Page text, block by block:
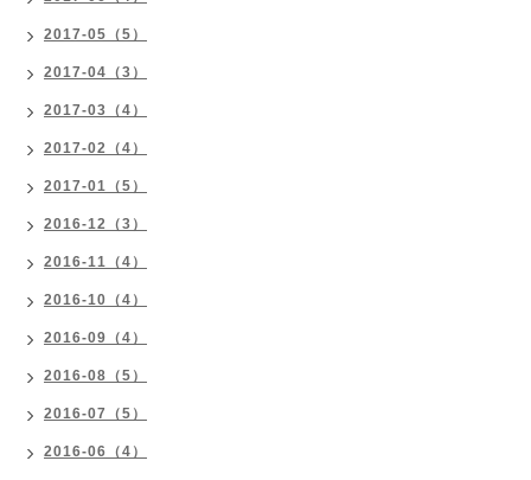
2017-05（5）
2017-04（3）
2017-03（4）
2017-02（4）
2017-01（5）
2016-12（3）
2016-11（4）
2016-10（4）
2016-09（4）
2016-08（5）
2016-07（5）
2016-06（4）